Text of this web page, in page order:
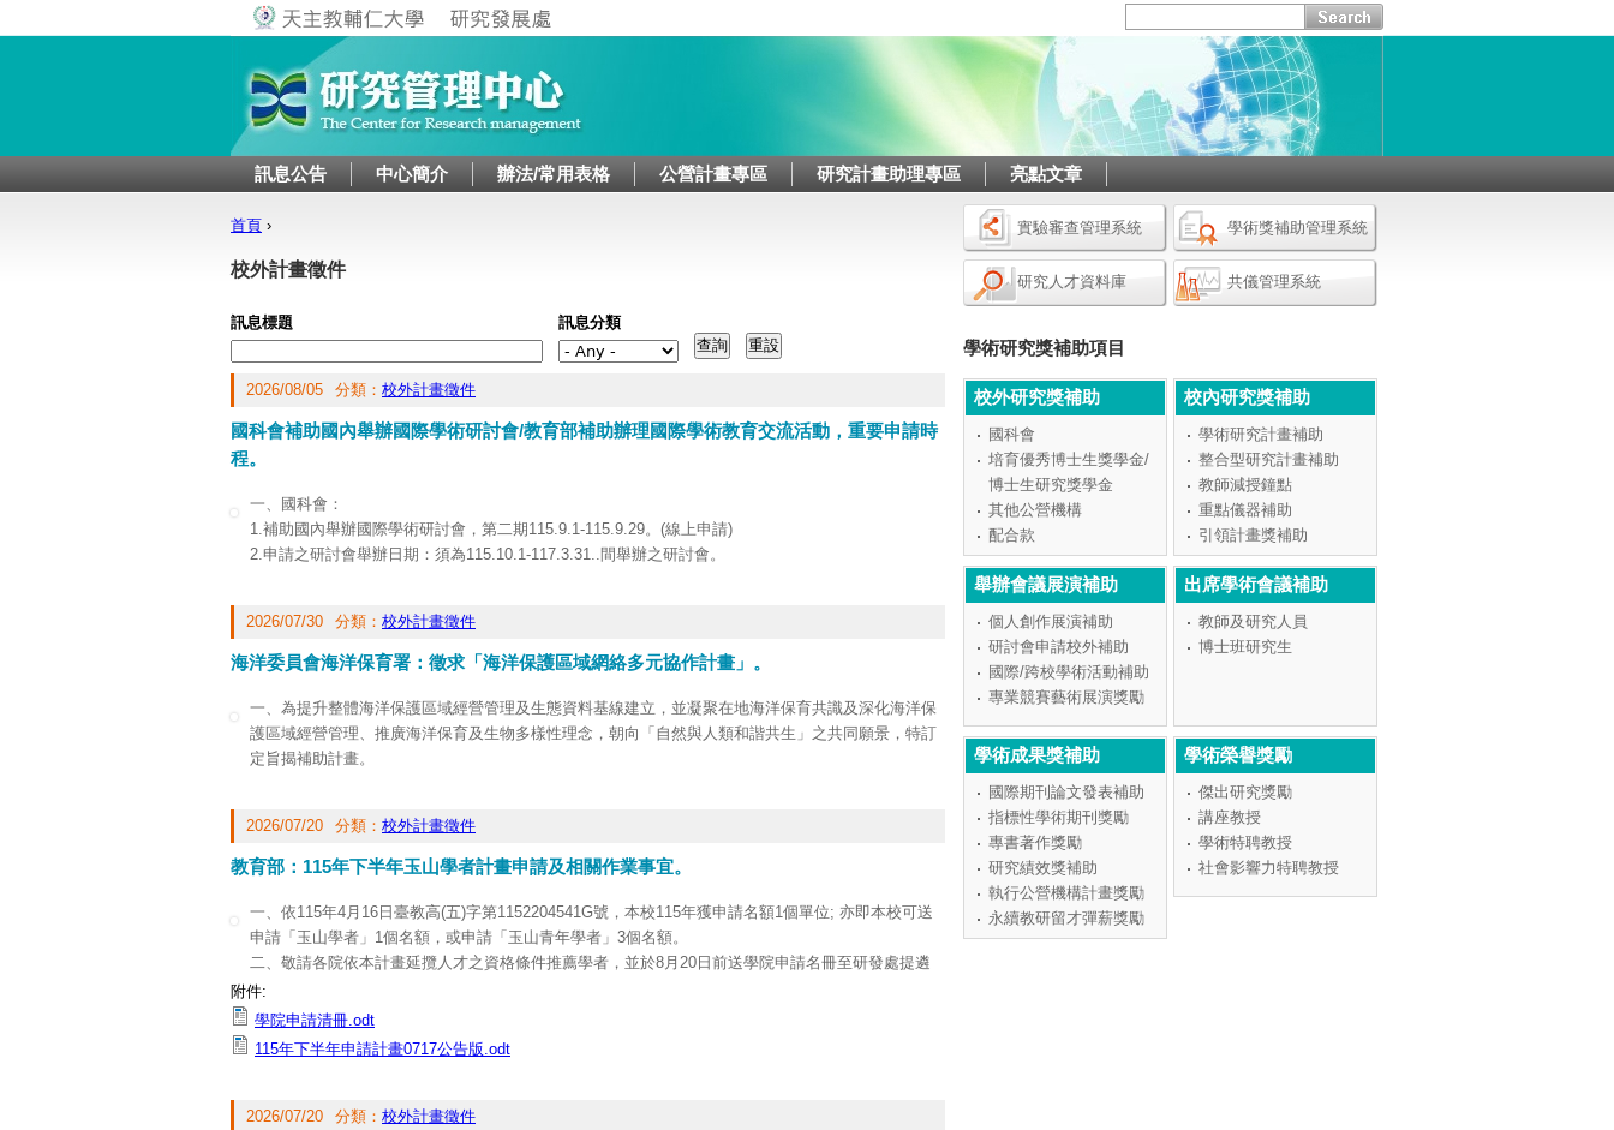
訊息公告 中心簡介 辦法/常用表格 公營計畫專區 研究計畫助理專區 亮點文章
實驗審查管理系統 學術獎補助管理系統
研究人才資料庫 共儀管理系統
學術研究獎補助項目
校外研究獎補助
國科會
培育優秀博士生獎學金/
博士生研究獎學金
其他公營機構
配合款
校內研究獎補助
學術研究計畫補助
整合型研究計畫補助
教師減授鐘點
重點儀器補助
引領計畫獎補助
舉辦會議展演補助
個人創作展演補助
研討會申請校外補助
國際/跨校學術活動補助
專業競賽藝術展演獎勵
出席學術會議補助
教師及研究人員
博士班研究生
學術成果獎補助
國際期刊論文發表補助
指標性學術期刊獎勵
專書著作獎勵
研究績效獎補助
執行公營機構計畫獎勵
永續教研留才彈薪獎勵
學術榮譽獎勵
傑出研究獎勵
講座教授
學術特聘教授
社會影響力特聘教授
您在這裡
首頁 ›
校外計畫徵件
訊息標題 訊息分類
2026/08/05 分類： 校外計畫徵件
國科會補助國內舉辦國際學術研討會/教育部補助辦理國際學術教育交流活動，重要申請時
程。
一、國科會：
1.補助國內舉辦國際學術研討會，第二期115.9.1-115.9.29。(線上申請)
2.申請之研討會舉辦日期：須為115.10.1-117.3.31..間舉辦之研討會。
4.研討會之籌辦及國內學界參與層面應具有全國性，且須公開徵求論文或邀請發表論文。
5.本案預定於115.12.28函發審查結果。
cecefe5a3167
2026/07/30 分類： 校外計畫徵件
海洋委員會海洋保育署：徵求「海洋保護區域網絡多元協作計畫」。
一、為提升整體海洋保護區域經營管理及生態資料基線建立，並凝聚在地海洋保育共識及深化海洋保
護區域經營管理、推廣海洋保育及生物多樣性理念，朝向「自然與人類和諧共生」之共同願景，特訂
定旨揭補助計畫。
專校院。
2.申請期間：本計畫得跨年度，依據執行年度(115-116年、116年)分別進行申請，於申請期間內採隨
115-116年計畫：應於115年8月31日前提出申請。
116年度計畫：應於115年10月30日前提出申請。
3.申請項目：依據「2025年臺灣海洋保護區治理成效評估評分指標對照說明表」，分為生態因子及社
會經濟因子等指標，申請單位應具體對應前揭指標並說明計畫執行方式。
三、檢附本計畫徵件海報1份。另徵件須知及相關附件詳見官網最新公告
四、徵件計畫紙本收件地址：806高雄市前鎮區鎮北里成功二路25號7樓 ，海洋保育署「海洋保護區域
2026/07/20 分類： 校外計畫徵件
教育部：115年下半年玉山學者計畫申請及相關作業事宜。
一、依115年4月16日臺教高(五)字第1152204541G號，本校115年獲申請名額1個單位; 亦即本校可送
申請「玉山學者」1個名額，或申請「玉山青年學者」3個名額。
二、敬請各院依本計畫延攬人才之資格條件推薦學者，並於8月20日前送學院申請名冊至研發處提遴
選會議審議。
三、獲校內遴選通過之申請者所屬學系，請向研發處取得帳號，至玉山學者計畫網頁「入口網站」上
傳中、英文職缺公告，並至「管考平臺」撰寫申請計畫書，並備申請清冊1份、書面計畫申請書1式10
附件:
學院申請清冊.odt
115年下半年申請計畫0717公告版.odt
2026/07/20 分類： 校外計畫徵件